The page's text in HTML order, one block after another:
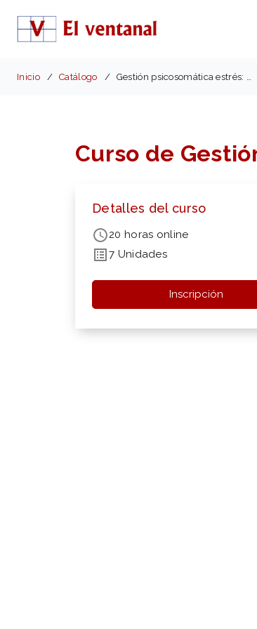
Inicio Catálogo Gestión psicosomática estrés: lenguaje cuerpo
Curso de
Detalles del curso
20 horas online
7 Unidades
Inscripción